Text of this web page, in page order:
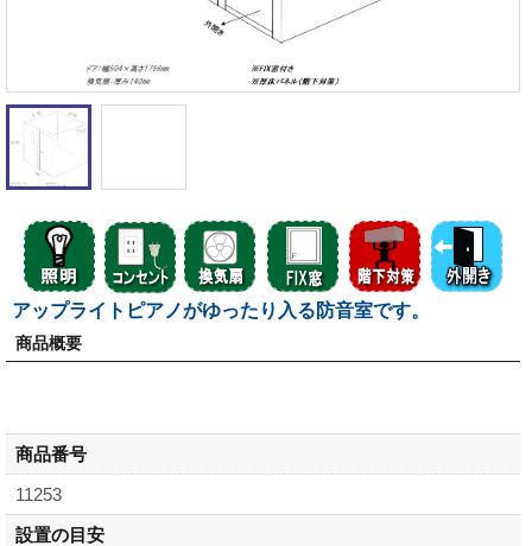
アップライトピアノがゆったり入る防音室です。
商品概要
商品番号
11253
設置の目安